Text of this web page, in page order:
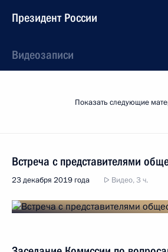
Президент России
Видеозаписи
Показать следующие
Встреча с представителями
23 декабря 2019 года Видео, 3 ч.